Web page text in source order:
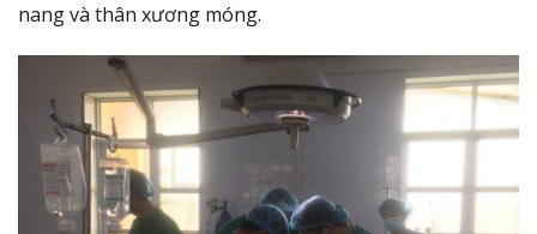
nang và thân xương móng.